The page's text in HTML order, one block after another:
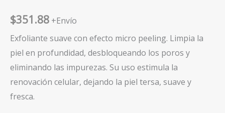
$351.88 +Envío
Exfoliante suave con efecto micro peeling. Limpia la
piel en profundidad, desbloqueando los poros y
eliminando las impurezas. Su uso estimula la
renovación celular, dejando la piel tersa, suave y
fresca.